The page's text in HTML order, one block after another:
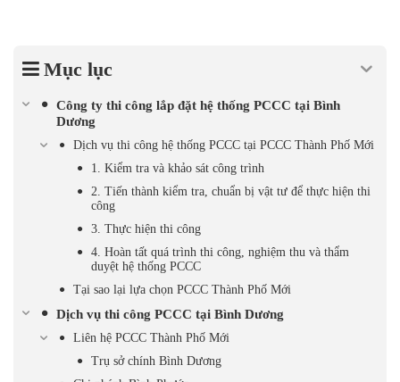
Mục lục
Công ty thi công lắp đặt hệ thống PCCC tại Bình
Dương
Dịch vụ thi công hệ thống PCCC tại PCCC Thành Phố Mới
1. Kiểm tra và khảo sát công trình
2. Tiến thành kiểm tra, chuẩn bị vật tư để thực hiện thi
công
3. Thực hiện thi công
4. Hoàn tất quá trình thi công, nghiệm thu và thẩm
duyệt hệ thống PCCC
Tại sao lại lựa chọn PCCC Thành Phố Mới
Dịch vụ thi công PCCC tại Bình Dương
Liên hệ PCCC Thành Phố Mới
Trụ sở chính Bình Dương